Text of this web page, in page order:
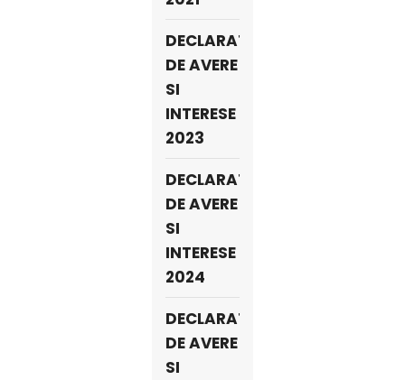
DECLARATII
DE AVERE
SI
INTERESE
2023
DECLARATII
DE AVERE
SI
INTERESE
2024
DECLARATII
DE AVERE
SI